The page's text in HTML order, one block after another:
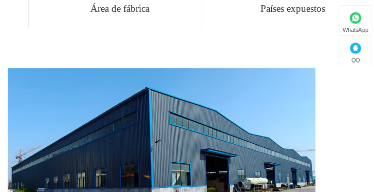
Área de fábrica Países expuestos
WhatsApp
QQ